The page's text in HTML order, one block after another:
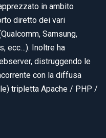
in ambito
diretto dei vari
Samsung,
ecc…). Inoltre ha
distruggendo le
con la diffusa
tripletta Apache / PHP /